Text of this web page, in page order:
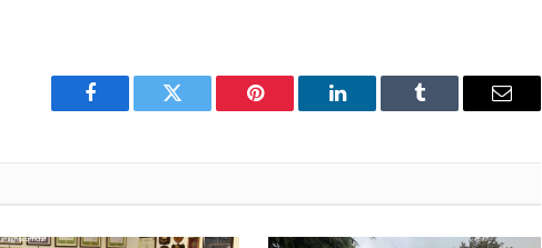
Facebook Twitter Pinterest LinkedIn Tumblr Email